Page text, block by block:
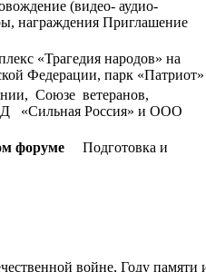
(видео- аудио-
награждения Приглашение
«Трагедия народов» на
парк «Патриот»
Союзе ветеранов,
«Сильная Россия» и ООО
форуме Подготовка и
войне, Году